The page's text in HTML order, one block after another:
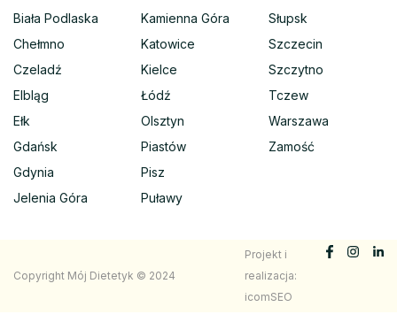
Biała Podlaska
Chełmno
Czeladź
Elbląg
Ełk
Gdańsk
Gdynia
Jelenia Góra
Kamienna Góra
Katowice
Kielce
Łódź
Olsztyn
Piastów
Pisz
Puławy
Słupsk
Szczecin
Szczytno
Tczew
Warszawa
Zamość
Copyright Mój Dietetyk © 2024
Projekt i
realizacja:
icomSEO